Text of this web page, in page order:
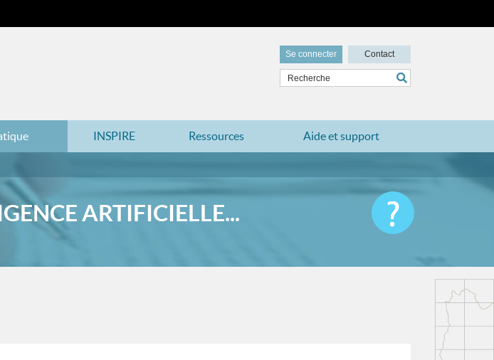
Se connecter Contact
INSPIRE Ressources Aide et support
ARTIFICIELLE...